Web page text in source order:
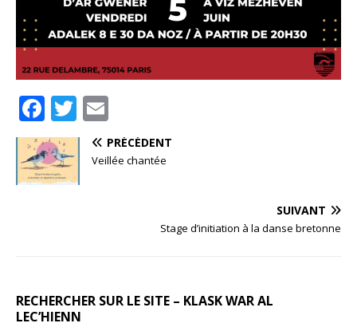
F
a
c
e
k
T
w
it
te
m
ai
PRÉCÉDENT
Veillée chantée
SUIVANT
Stage d’initiation à la danse bretonne
RECHERCHER SUR LE SITE – KLASK WAR AL
LEC’HIENN